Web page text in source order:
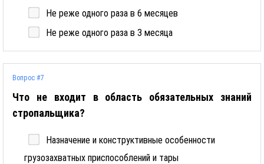
Не реже одного раза в 6 месяцев
Не реже одного раза в 3 месяца
Вопрос #7
Что не входит в область обязательных знаний
стропальщика?
Назначение и конструктивные особенности
грузозахватных приспособлений и тары